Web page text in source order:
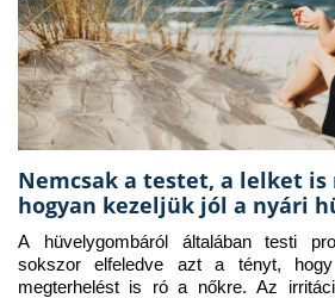
Nemcsak a testet, a lelket is
hogyan kezeljük jól a nyári
A hüvelygombáról általában testi
sokszor elfeledve azt a tényt,
megterhelést is ró a nőkre. Az